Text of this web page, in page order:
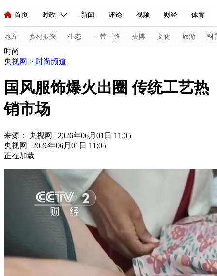
首页 时政 新闻 评论 视频 财经 体育
人民领袖习近平 联播+ 中国领导人 央视快评 习式妙语
直播 栏目大全 节目单 听音 微视频 主持人
海外频道 iPanda English Монгол
地方 乡村振兴 生态 一带一路 央博 文化 旅游 科
新闻 国内
视频 小央视频
现场 前线 比划 快看 蓝海中国 新兵请入列
直播 竞猜 2026年世界杯 2026年冬奥会
CCTV奥林匹克频道 生活体育大会 体育江湖
乡村振兴 生态环境 一带一路 央博
大国展会 大国保险 云顶对话 云起
时尚
央视网 > 时尚频道
国风服饰爆火出圈 传统工艺热
销市场
来源： 央视网 | 2026年06月01日 11:05
央视网 | 2026年06月01日 11:05
正在加载